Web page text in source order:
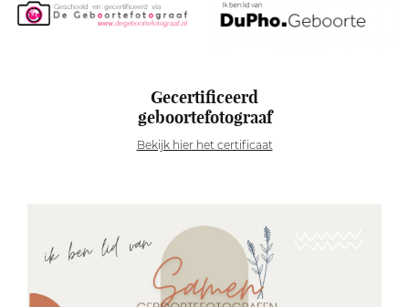
Gecertificeerd
geboortefotograaf
Bekijk hier het certificaat